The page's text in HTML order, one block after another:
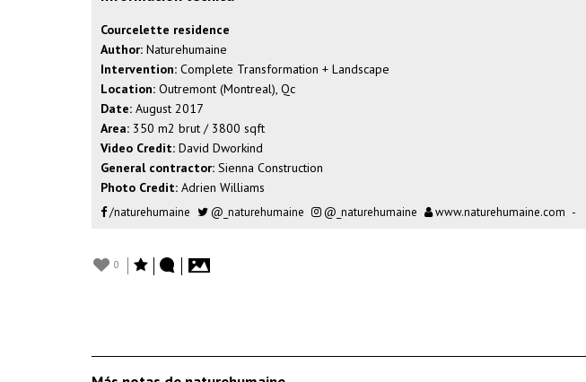
Courcelette residence
Author: Naturehumaine
Intervention: Complete Transformation + Landscape
Location: Outremont (Montreal), Qc
Date: August 2017
Area: 350 m2 brut / 3800 sqft
Video Credit: David Dworkind
General contractor: Sienna Construction
Photo Credit: Adrien Williams
/naturehumaine @_naturehumaine @_naturehumaine www.naturehumaine.com -
0